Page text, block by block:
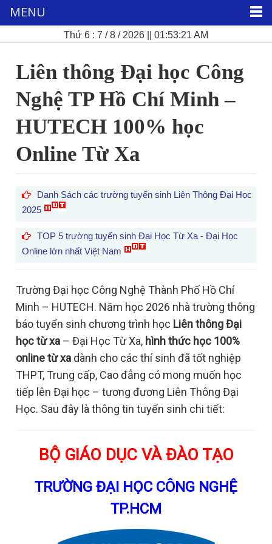
Thứ 6 : 7 / 8 / 2026 || 01:53:22 AM
Liên thông Đại học Công
Nghệ TP Hồ Chí Minh –
HUTECH 100% học
Online Từ Xa
Danh Sách các trường tuyển sinh Liên Thông Đại Học
2025
TOP 5 trường tuyển sinh Đại Học Từ Xa - Đại Học
Online lớn nhất Việt Nam
Trường Đại học Công Nghệ Thành Phố Hồ Chí
Minh – HUTECH. Năm học 2026 nhà trường thông
báo tuyển sinh chương trình học Liên thông Đại
học từ xa – Đại Học Từ Xa, hình thức học 100%
online từ xa dành cho các thí sinh đã tốt nghiệp
THPT, Trung cấp, Cao đẳng có mong muốn học
tiếp lên Đại học – tương đương Liên Thông Đại
Học. Sau đây là thông tin tuyển sinh chi tiết:
BỘ GIÁO DỤC VÀ ĐÀO TẠO
TRƯỜNG ĐẠI HỌC CÔNG NGHỆ
TP.HCM
MENU